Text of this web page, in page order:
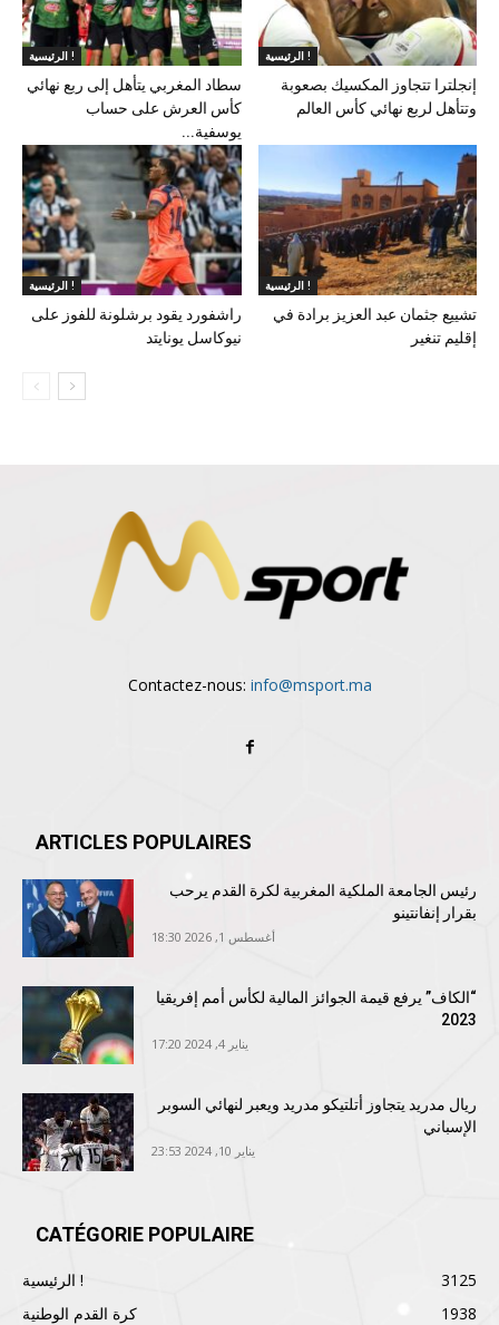
الرئيسية !
سطاد المغربي يتأهل إلى ربع نهائي
كأس العرش على حساب
يوسفية...
الرئيسية !
إنجلترا تتجاوز المكسيك بصعوبة
وتتأهل لربع نهائي كأس العالم
الرئيسية !
راشفورد يقود برشلونة للفوز على
نيوكاسل يونايتد
الرئيسية !
تشييع جثمان عبد العزيز برادة في
إقليم تنغير
Contactez-nous: info@msport.ma
ARTICLES POPULAIRES
رئيس الجامعة الملكية المغربية لكرة القدم يرحب
بقرار إنفانتينو
أغسطس 1, 2026 18:30
“الكاف” يرفع قيمة الجوائز المالية لكأس أمم إفريقيا
2023
يناير 4, 2024 17:20
ريال مدريد يتجاوز أتلتيكو مدريد ويعبر لنهائي السوبر
الإسباني
يناير 10, 2024 23:53
CATÉGORIE POPULAIRE
الرئيسية !
3125
كرة القدم الوطنية
1938